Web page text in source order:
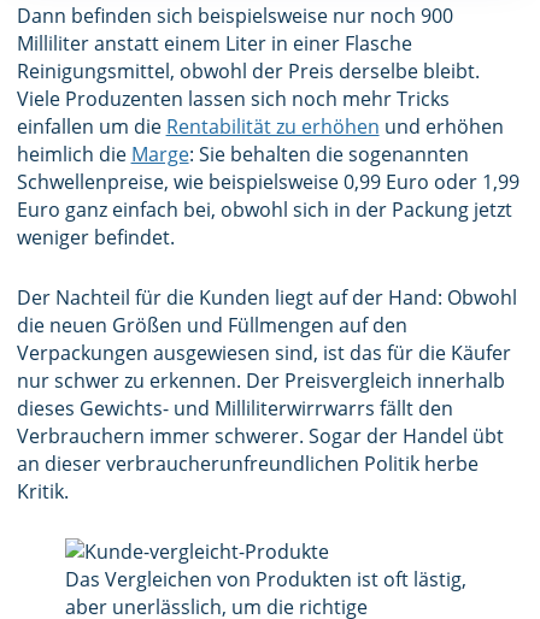
Dann befinden sich beispielsweise nur noch 900
Milliliter anstatt einem Liter in einer Flasche
Reinigungsmittel, obwohl der Preis derselbe bleibt.
Viele Produzenten lassen sich noch mehr Tricks
einfallen um die Rentabilität zu erhöhen und erhöhen
heimlich die Marge: Sie behalten die sogenannten
Schwellenpreise, wie beispielsweise 0,99 Euro oder 1,99
Euro ganz einfach bei, obwohl sich in der Packung jetzt
weniger befindet.
Der Nachteil für die Kunden liegt auf der Hand: Obwohl
die neuen Größen und Füllmengen auf den
Verpackungen ausgewiesen sind, ist das für die Käufer
nur schwer zu erkennen. Der Preisvergleich innerhalb
dieses Gewichts- und Milliliterwirrwarrs fällt den
Verbrauchern immer schwerer. Sogar der Handel übt
an dieser verbraucherunfreundlichen Politik herbe
Kritik.
Das Vergleichen von Produkten ist oft lästig,
aber unerlässlich, um die richtige